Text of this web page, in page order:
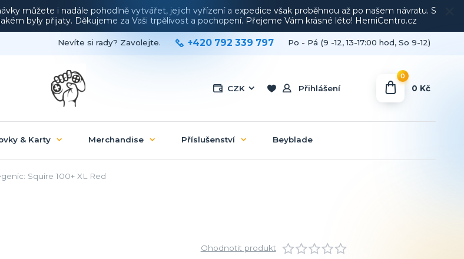
můžete i nadále pohodlně vytvářet, jejich vyřízení a expedice však proběhnou až po našem návratu. S
byly přijaty. Děkujeme za Vaši trpělivost a pochopení. Přejeme Vám krásné léto! HerniCentro.cz
CZK Přihlášení
Nevíte si rady? Zavolejte. +420 792 339 797 Po - Pá (9 -12, 13-17:00 hod, So 9-12)
0
0 Kč
& Karty Merchandise Příslušenství Beyblade
Squire 100+ XL Red
Ohodnotit produkt